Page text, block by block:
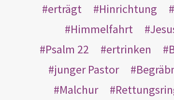
erträgt
Hinrichtung
Himmelfahrt
Psalm 22
ertrinken
junger Pastor
Malchur